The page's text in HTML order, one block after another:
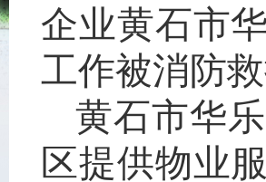
企业黄石市
工作被消防
黄石市华
区提供物业